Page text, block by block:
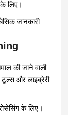
लिए।
जानकारी
की जाने वाली
और लाइब्रेरी
के लिए।